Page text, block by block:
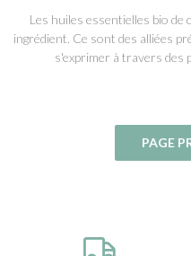
Les huiles essentielles bio de
ingrédient. Ce sont des alliées
s'exprimer à travers des